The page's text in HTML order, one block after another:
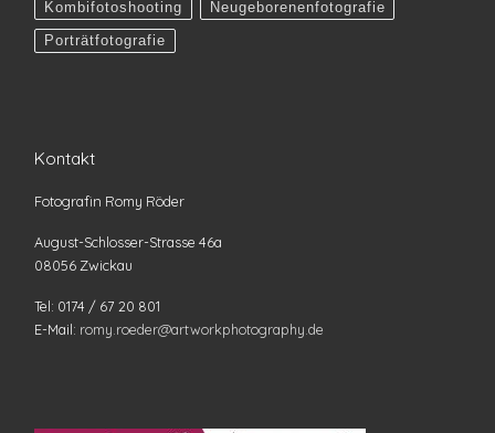
Kombifotoshooting Neugeborenenfotografie
Porträtfotografie
Kontakt
Fotografin Romy Röder
August-Schlosser-Strasse 46a
08056 Zwickau
Tel: 0174 / 67 20 801
E-Mail: romy.roeder@artworkphotography.de